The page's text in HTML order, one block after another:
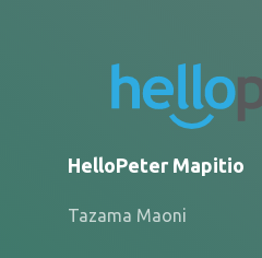
HelloPeter Mapitio
Tazama Maoni